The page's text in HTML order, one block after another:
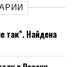
так”. Найдена